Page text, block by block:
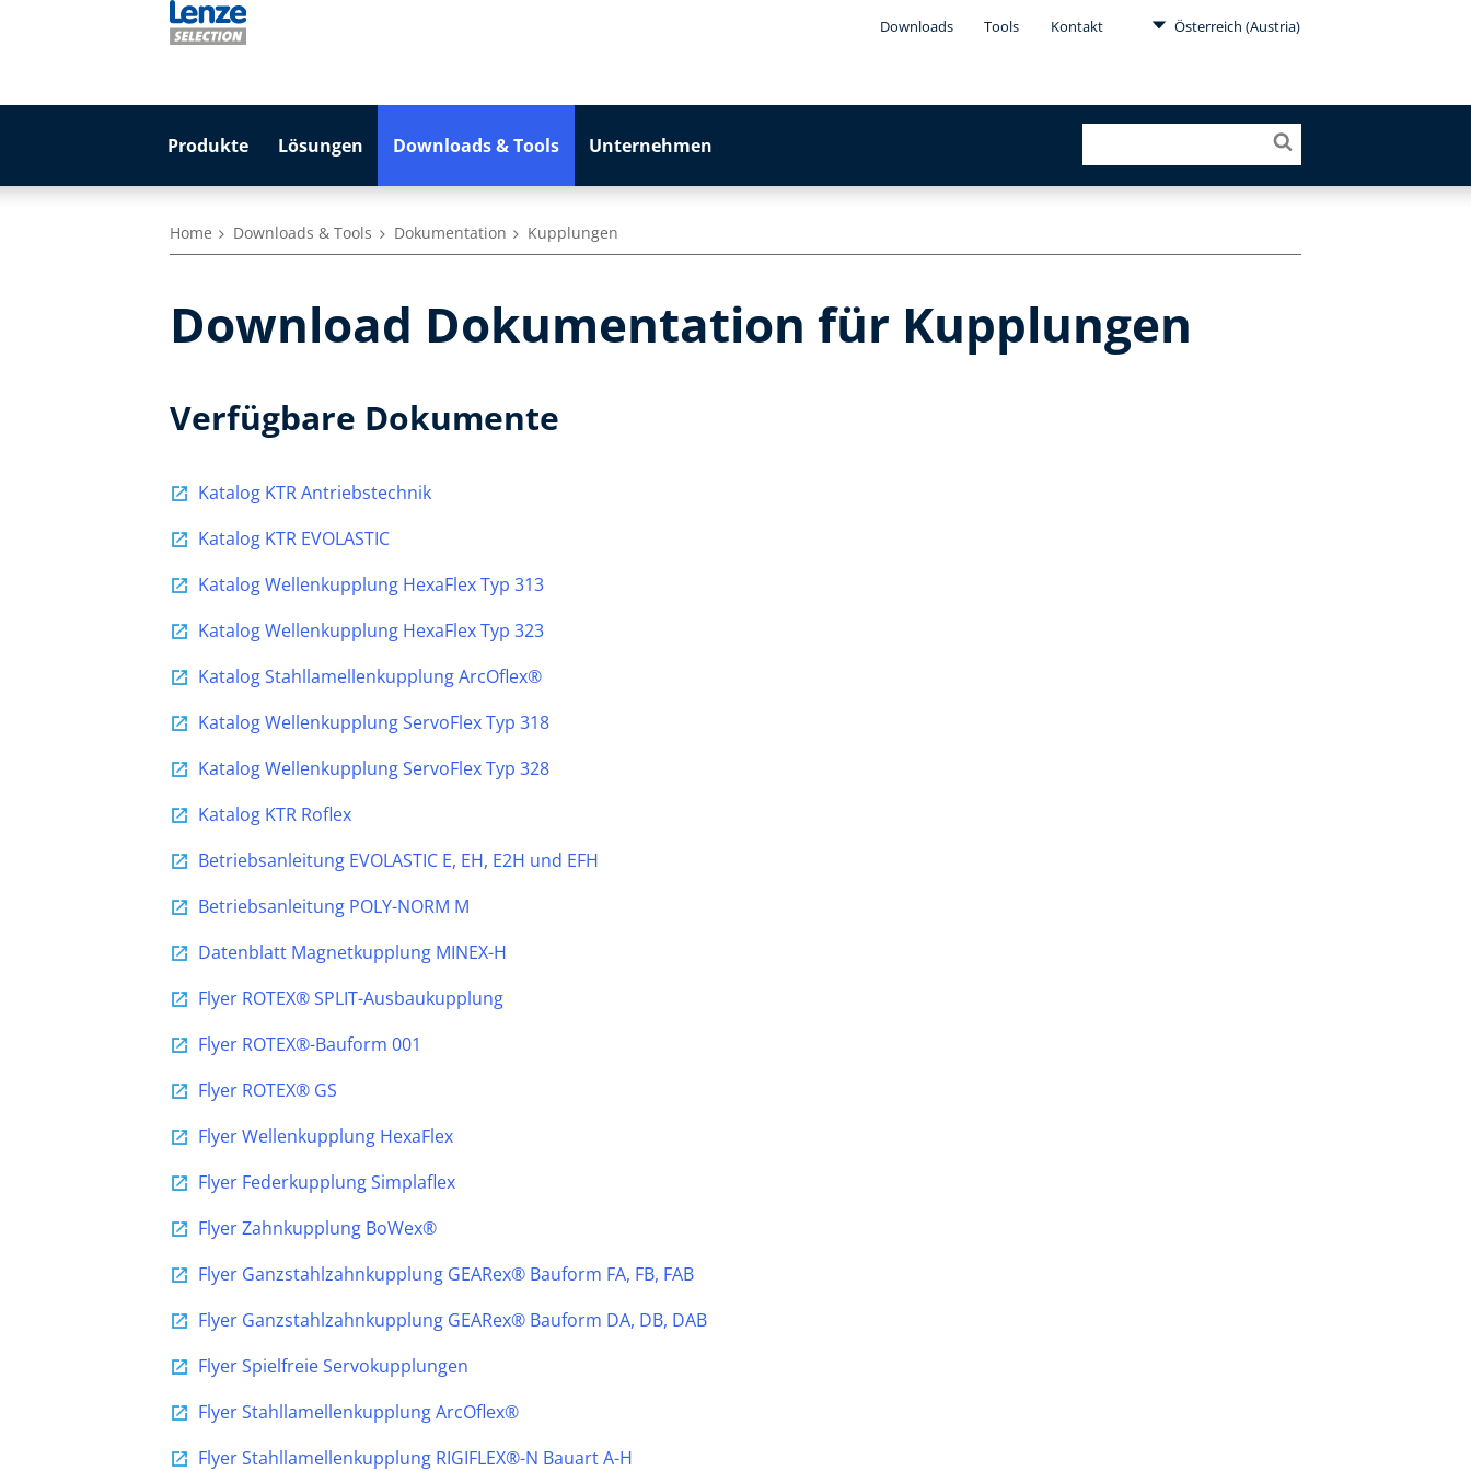
Downloads Tools Kontakt Österreich (Austria)
Produkte Lösungen Downloads & Tools Unternehmen
Home Downloads & Tools Dokumentation Kupplungen
Download Dokumentation für Kupplungen
Verfügbare Dokumente
Katalog KTR Antriebstechnik
Katalog KTR EVOLASTIC
Katalog Wellenkupplung HexaFlex Typ 313
Katalog Wellenkupplung HexaFlex Typ 323
Katalog Stahllamellenkupplung ArcOflex®
Katalog Wellenkupplung ServoFlex Typ 318
Katalog Wellenkupplung ServoFlex Typ 328
Katalog KTR Roflex
Betriebsanleitung EVOLASTIC E, EH, E2H und EFH
Betriebsanleitung POLY-NORM M
Datenblatt Magnetkupplung MINEX-H
Flyer ROTEX® SPLIT-Ausbaukupplung
Flyer ROTEX®-Bauform 001
Flyer ROTEX® GS
Flyer Wellenkupplung HexaFlex
Flyer Federkupplung Simplaflex
Flyer Zahnkupplung BoWex®
Flyer Ganzstahlzahnkupplung GEARex® Bauform FA, FB, FAB
Flyer Ganzstahlzahnkupplung GEARex® Bauform DA, DB, DAB
Flyer Spielfreie Servokupplungen
Flyer Stahllamellenkupplung ArcOflex®
Flyer Stahllamellenkupplung RIGIFLEX®-N Bauart A-H